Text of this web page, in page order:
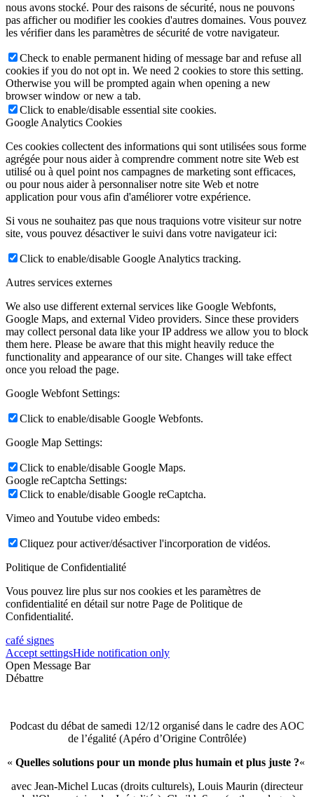
nous avons stocké. Pour des raisons de sécurité, nous ne pouvons
pas afficher ou modifier les cookies d'autres domaines. Vous pouvez
les vérifier dans les paramètres de sécurité de votre navigateur.
Check to enable permanent hiding of message bar and refuse all
cookies if you do not opt in. We need 2 cookies to store this setting.
Otherwise you will be prompted again when opening a new
browser window or new a tab.
Click to enable/disable essential site cookies.
Google Analytics Cookies
Ces cookies collectent des informations qui sont utilisées sous forme
agrégée pour nous aider à comprendre comment notre site Web est
utilisé ou à quel point nos campagnes de marketing sont efficaces,
ou pour nous aider à personnaliser notre site Web et notre
application pour vous afin d'améliorer votre expérience.
Si vous ne souhaitez pas que nous traquions votre visiteur sur notre
site, vous pouvez désactiver le suivi dans votre navigateur ici:
Click to enable/disable Google Analytics tracking.
Autres services externes
We also use different external services like Google Webfonts,
Google Maps, and external Video providers. Since these providers
may collect personal data like your IP address we allow you to block
them here. Please be aware that this might heavily reduce the
functionality and appearance of our site. Changes will take effect
once you reload the page.
Google Webfont Settings:
Click to enable/disable Google Webfonts.
Google Map Settings:
Click to enable/disable Google Maps.
Google reCaptcha Settings:
Click to enable/disable Google reCaptcha.
Vimeo and Youtube video embeds:
Cliquez pour activer/désactiver l'incorporation de vidéos.
Politique de Confidentialité
Vous pouvez lire plus sur nos cookies et les paramètres de
confidentialité en détail sur notre Page de Politique de
Confidentialité.
café signes
Accept settingsHide notification only
Open Message Bar
Débattre
Podcast du débat de samedi 12/12 organisé dans le cadre des AOC
de l’égalité (Apéro d’Origine Contrôlée)
« Quelles solutions pour un monde plus humain et plus juste ?«
avec Jean-Michel Lucas (droits culturels), Louis Maurin (directeur